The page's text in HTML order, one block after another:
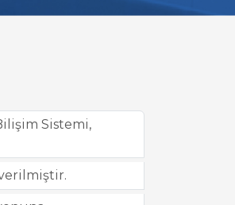
Sistemi,